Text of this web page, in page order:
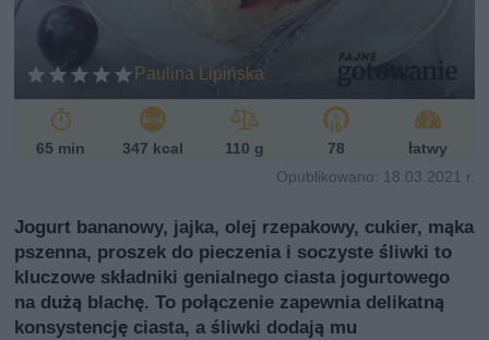
Paulina Lipińska
ń
65 min 347 kcal 110 g 78
łatwy
Opublikowano: 18.03.2021 r.
Jogurt bananowy, jajka, olej rzepakowy, cukier, mąka
pszenna, proszek do pieczenia i soczyste śliwki to
kluczowe składniki genialnego ciasta jogurtowego
na dużą blachę. To połączenie zapewnia delikatną
konsystencję ciasta, a śliwki dodają mu